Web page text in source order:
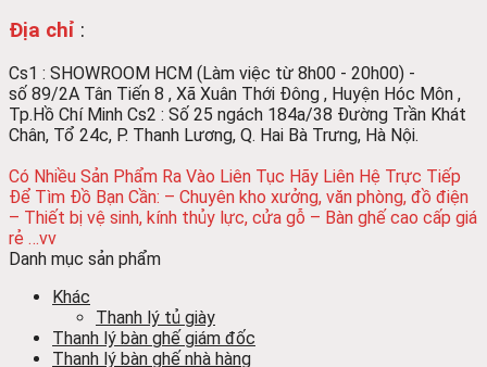
Địa chỉ :
Cs1 : SHOWROOM HCM (Làm việc từ 8h00 - 20h00) -
số 89/2A Tân Tiến 8 , Xã Xuân Thới Đông , Huyện Hóc Môn ,
Tp.Hồ Chí Minh Cs2 : Số 25 ngách 184a/38 Đường Trần Khát
Chân, Tổ 24c, P. Thanh Lương, Q. Hai Bà Trưng, Hà Nội.
Có Nhiều Sản Phẩm Ra Vào Liên Tục Hãy Liên Hệ Trực Tiếp
Để Tìm Đồ Bạn Cần: – Chuyên kho xưởng, văn phòng, đồ điện
– Thiết bị vệ sinh, kính thủy lực, cửa gỗ – Bàn ghế cao cấp giá
rẻ …vv
Danh mục sản phẩm
Khác
Thanh lý tủ giày
Thanh lý bàn ghế giám đốc
Thanh lý bàn ghế nhà hàng